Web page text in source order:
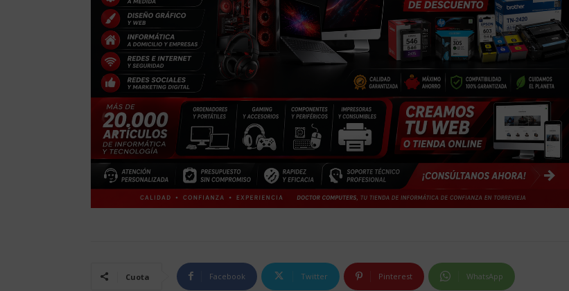
Cuota Facebook Twitter Pinterest WhatsApp